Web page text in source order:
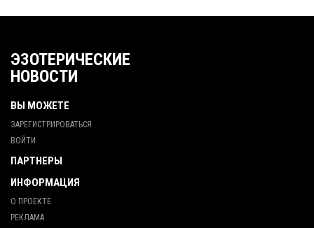
ЭЗОТЕРИЧЕСКИЕ
НОВОСТИ
ВЫ МОЖЕТЕ
ЗАРЕГИСТРИРОВАТЬСЯ
ВОЙТИ
ПАРТНЕРЫ
ИНФОРМАЦИЯ
О ПРОЕКТЕ
РЕКЛАМА